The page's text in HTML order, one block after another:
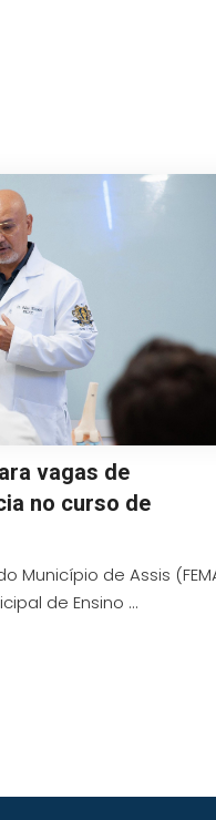
vagas de
no curso de
Município de Assis
de Ensino ...